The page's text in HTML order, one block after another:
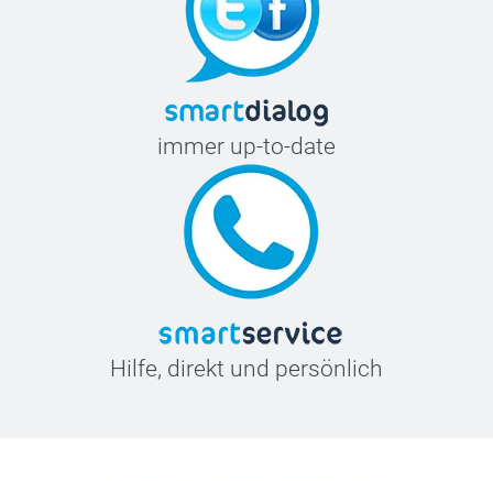
immer up-to-date
Hilfe, direkt und persönlich